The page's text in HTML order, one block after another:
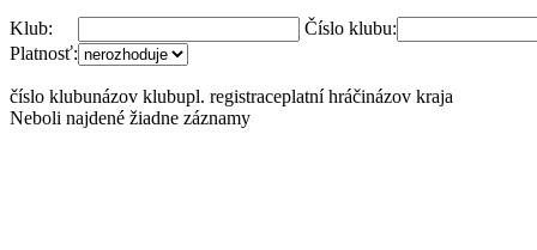
Klub:
Číslo klubu:
Platnosť:
číslo klubunázov klubupl. registraceplatní hráčinázov kraja
Neboli najdené žiadne záznamy